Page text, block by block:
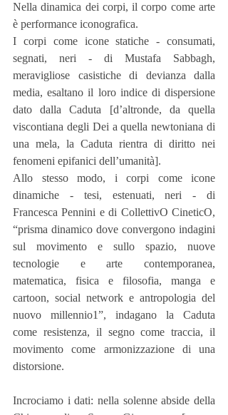
Nella dinamica dei corpi, il corpo come arte
è performance iconografica.
I corpi come icone statiche - consumati,
segnati, neri - di Mustafa Sabbagh,
meravigliose casistiche di devianza dalla
media, esaltano il loro indice di dispersione
dato dalla Caduta [d’altronde, da quella
viscontiana degli Dei a quella newtoniana di
una mela, la Caduta rientra di diritto nei
fenomeni epifanici dell’umanità].
Allo stesso modo, i corpi come icone
dinamiche - tesi, estenuati, neri - di
Francesca Pennini e di CollettivO CineticO,
“prisma dinamico dove convergono indagini
sul movimento e sullo spazio, nuove
tecnologie e arte contemporanea,
matematica, fisica e filosofia, manga e
cartoon, social network e antropologia del
nuovo millennio1”, indagano la Caduta
come resistenza, il segno come traccia, il
movimento come armonizzazione di una
distorsione.
Incrociamo i dati: nella solenne abside della